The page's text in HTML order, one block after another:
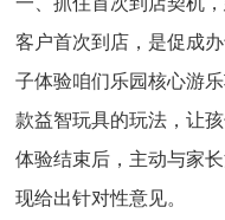
客户首次到店，是促成
子体验咱们乐园核心游
款益智玩具的玩法，让
体验结束后，主动与家
现给出针对性意见。